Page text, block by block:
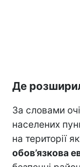
Де
За словами
населених
на території
обов’язкова